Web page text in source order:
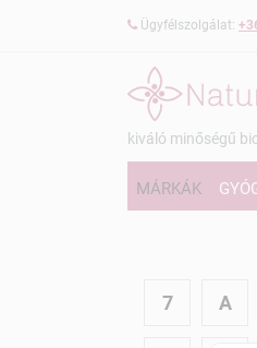
Ügyfélszolgálat:
kiváló minőségű
MÁRKÁK
7 A